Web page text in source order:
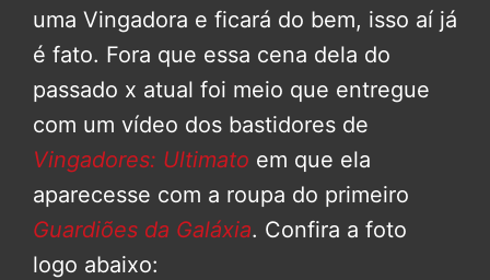
uma Vingadora e ficará do bem, isso aí já
é fato. Fora que essa cena dela do
passado x atual foi meio que entregue
com um vídeo dos bastidores de
Vingadores: Ultimato em que ela
aparecesse com a roupa do primeiro
Guardiões da Galáxia. Confira a foto
logo abaixo: